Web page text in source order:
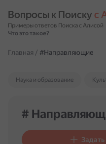
Вопросы к Поиску с
Примеры ответов Поиска с Алисой
Что это такое?
Главная / #Направляющие
Наука и образование
#